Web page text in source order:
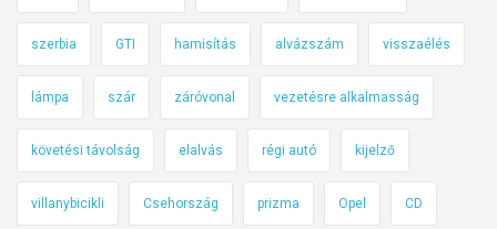
szerbia GTI hamisítás alvázszám visszaélés
lámpa szár záróvonal vezetésre alkalmasság
követési távolság elalvás régi autó kijelző
villanybicikli Csehország prizma Opel CD